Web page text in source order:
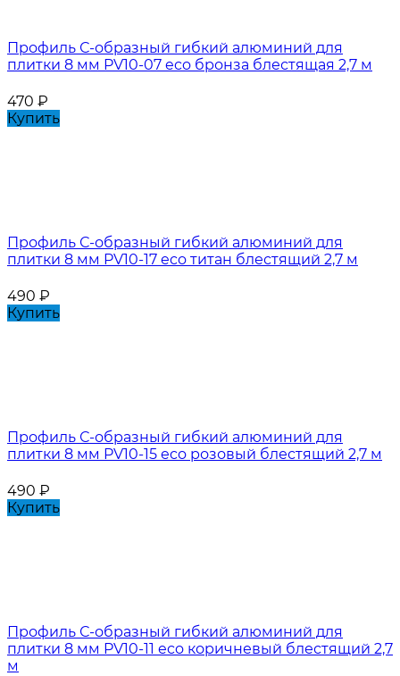
Профиль С-образный гибкий алюминий для
плитки 8 мм PV10-07 eco бронза блестящая 2,7 м
470 ₽
Купить
Профиль С-образный гибкий алюминий для
плитки 8 мм PV10-17 eco титан блестящий 2,7 м
490 ₽
Купить
Профиль С-образный гибкий алюминий для
плитки 8 мм PV10-15 eco розовый блестящий 2,7 м
490 ₽
Купить
Профиль С-образный гибкий алюминий для
плитки 8 мм PV10-11 eco коричневый блестящий 2,7
м